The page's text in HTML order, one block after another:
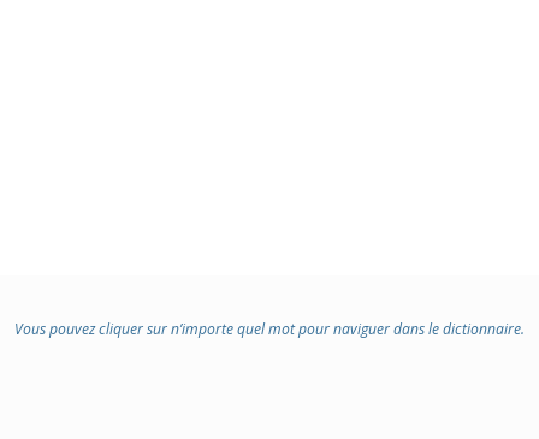
Vous pouvez cliquer sur n’importe quel mot pour naviguer dans le dictionnaire.